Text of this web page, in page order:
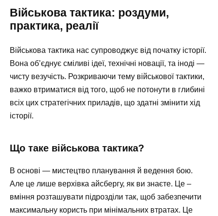
Військова тактика: роздуми,
практика, реалії
Військова тактика нас супроводжує від початку історії.
Вона об’єднує сміливі ідеї, технічні новації, та іноді —
чисту везучість. Розкриваючи тему військової тактики,
важко втриматися від того, щоб не потонути в глибині
всіх цих стратегічних приладів, що здатні змінити хід
історії.
Що таке військова тактика?
В основі — мистецтво планування й ведення бою.
Але це лише верхівка айсбергу, як ви знаєте. Це –
вміння розташувати підрозділи так, щоб забезпечити
максимальну користь при мінімальних втратах. Це